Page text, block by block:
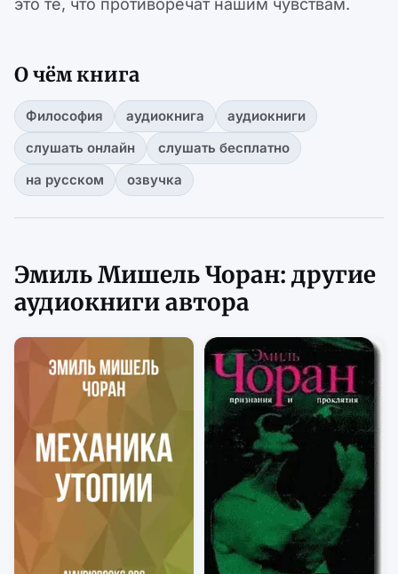
это те, что противоречат нашим чувствам.
О чём книга
Философия аудиокнига
аудиокниги
слушать онлайн
слушать бесплатно
на русском
озвучка
Эмиль Мишель Чоран: другие
аудиокниги автора